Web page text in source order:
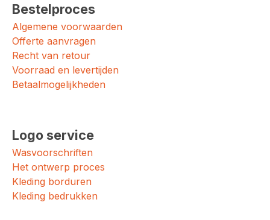
Bestelproces
Algemene voorwaarden
Offerte aanvragen
Recht van retour
Voorraad en levertijden
Betaalmogelijkheden
Logo service
Wasvoorschriften
Het ontwerp proces
Kleding borduren
Kleding bedrukken